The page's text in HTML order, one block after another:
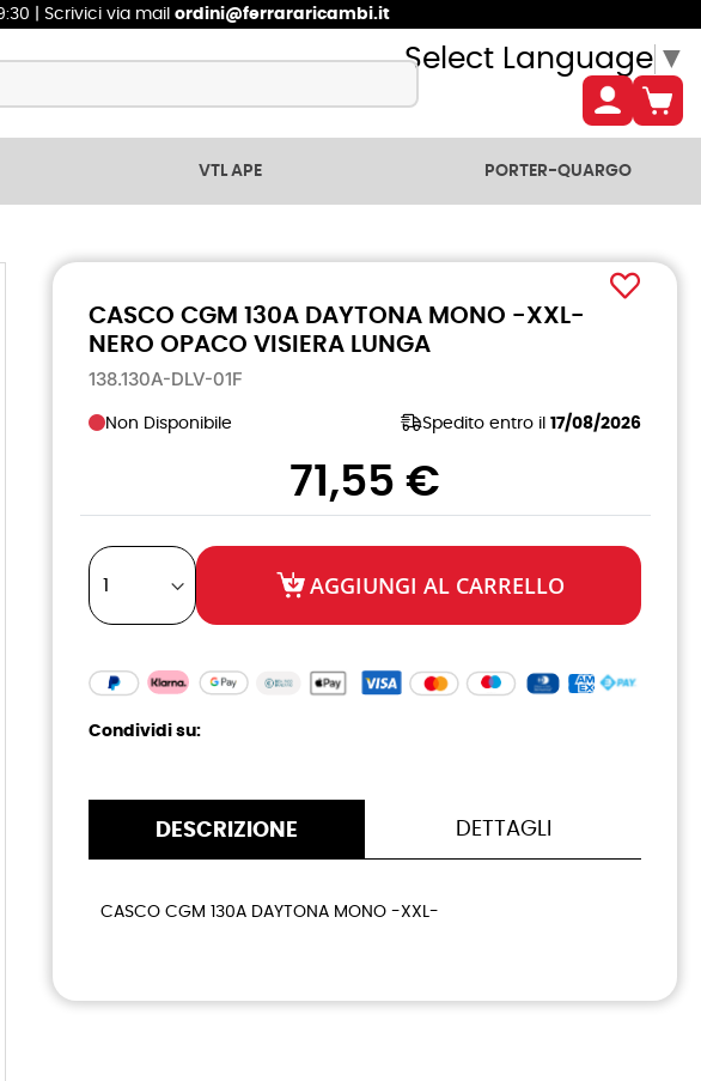
| Scrivici via mail ordini@ferrararicambi.it
Select Language ▼
VTL APE PORTER-QUARGO
CASCO CGM 130A DAYTONA MONO -XXL-
NERO OPACO VISIERA LUNGA
138.130A-DLV-01F
Non Disponibile Spedito entro il 17/08/2026
71,55 €
AGGIUNGI AL CARRELLO
Condividi su:
DESCRIZIONE
CASCO CGM 130A DAYTONA MONO -XXL-
DETTAGLI